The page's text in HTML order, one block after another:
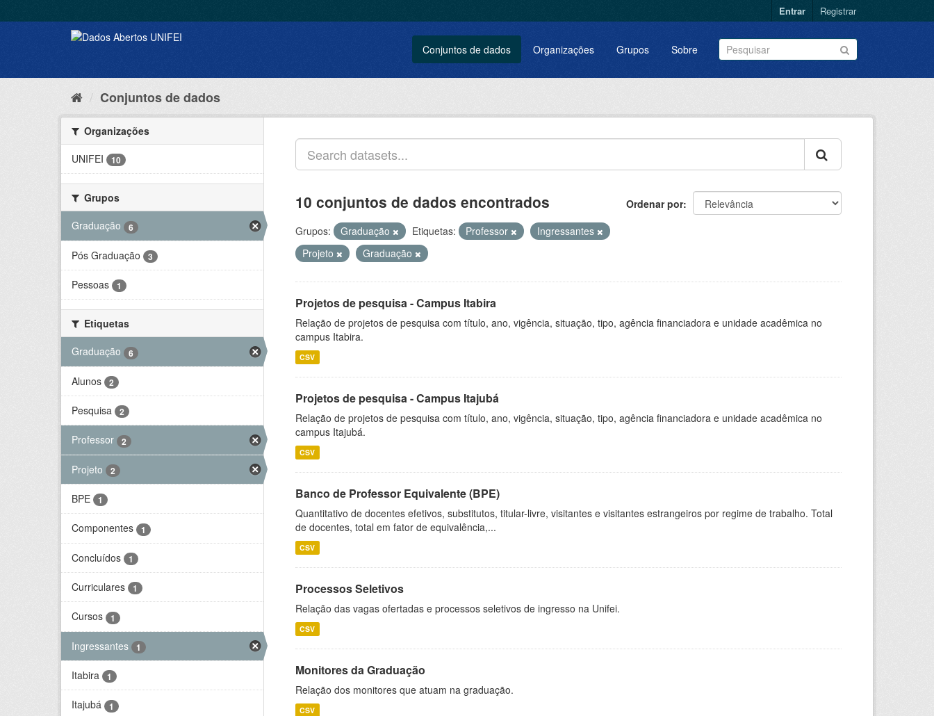
Entrar Registrar
Conjuntos de dados Organizações Grupos Sobre
Conjuntos de dados
Organizações
UNIFEI
10
Grupos
Graduação
6
Pós Graduação 3
Pessoas 1
Etiquetas
Graduação
6
Alunos 2
Pesquisa 2
Professor 2
Projeto 2
BPE 1
Componentes 1
Concluídos 1
Curriculares 1
Cursos 1
Ingressantes 1
Itabira 1
Itajubá 1
Ordenar por
10 conjuntos de dados encontrados
Grupos: Graduação Etiquetas: Professor
Ingressantes
Projeto
Graduação
Projetos de pesquisa - Campus Itabira
Relação de projetos de pesquisa com título, ano, vigência, situação, tipo, agência financiadora e unidade acadêmica no
campus Itabira.
CSV
Projetos de pesquisa - Campus Itajubá
Relação de projetos de pesquisa com título, ano, vigência, situação, tipo, agência financiadora e unidade acadêmica no
campus Itajubá.
CSV
Banco de Professor Equivalente (BPE)
Quantitativo de docentes efetivos, substitutos, titular-livre, visitantes e visitantes estrangeiros por regime de trabalho. Total
de docentes, total em fator de equivalência,...
CSV
Processos Seletivos
Relação das vagas ofertadas e processos seletivos de ingresso na Unifei.
CSV
Monitores da Graduação
Relação dos monitores que atuam na graduação.
CSV